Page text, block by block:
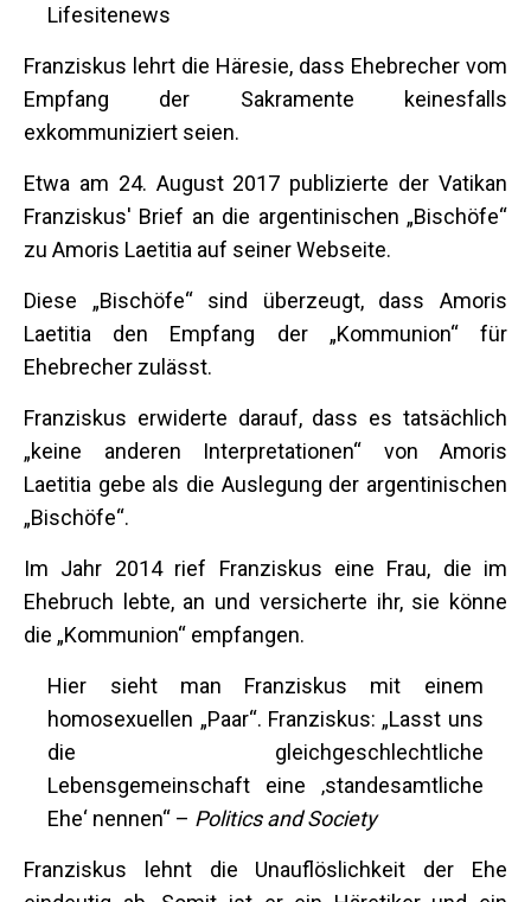
Lifesitenews
Franziskus lehrt die Häresie, dass Ehebrecher vom
Empfang der Sakramente keinesfalls
exkommuniziert seien.
Etwa am 24. August 2017 publizierte der Vatikan
Franziskus' Brief an die argentinischen „Bischöfe“
zu Amoris Laetitia auf seiner Webseite.
Diese „Bischöfe“ sind überzeugt, dass Amoris
Laetitia den Empfang der „Kommunion“ für
Ehebrecher zulässt.
Franziskus erwiderte darauf, dass es tatsächlich
„keine anderen Interpretationen“ von Amoris
Laetitia gebe als die Auslegung der argentinischen
„Bischöfe“.
Im Jahr 2014 rief Franziskus eine Frau, die im
Ehebruch lebte, an und versicherte ihr, sie könne
die „Kommunion“ empfangen.
Hier sieht man Franziskus mit einem
homosexuellen „Paar“. Franziskus: „Lasst uns
die gleichgeschlechtliche
Lebensgemeinschaft eine ‚standesamtliche
Ehe‘ nennen“ – Politics and Society
Franziskus lehnt die Unauflöslichkeit der Ehe